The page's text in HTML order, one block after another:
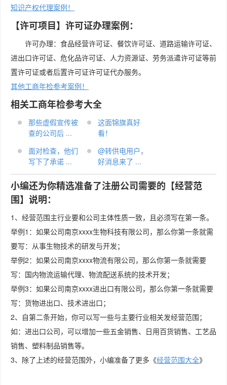
知识产权代理案例！
【许可项目】许可证办理案例：
许可办理：食品经营许可证、餐饮许可证、道路运输许可证、
进出口许可证、危化品许可证、人力资源证、劳务派遣许可证等前
置许可证或者后置许可证许可证代办服务。
其他工商年检参考案例！
相关工商年检参考大全
那些虚假宣传被
查的公司后 ...
这面锦旗真好
看！
面对检查，他们
写下了承诺 ...
@转供电用户，
好消息来了 ...
小编还为你精选准备了注册公司需要的【经营范
围】说明：
1、经营范围主行业要和公司主体性质一致，且必须写在第一条。
举例1：如果公司南京xxxx生物科技有限公司，那么你第一条就需
要写：从事生物技术的研发与开发；
举例2：如果公司南京xxxx物流有限公司，那么你第一条就需要
写：国内物流运输代理、物流配送系统的技术开发；
举例3：如果公司南京xxxx进出口有限公司，那么你第一条就需要
写：货物进出口、技术进出口；
2、自第二条开始，你可以写一些与主要行业相关发经营范围；
如：进出口公司，可以增加一些五金销售、日用百货销售、工艺品
销售、塑料制品销售等。
3、除了上述的经营范围外，小编准备了更多《经营范围大全》